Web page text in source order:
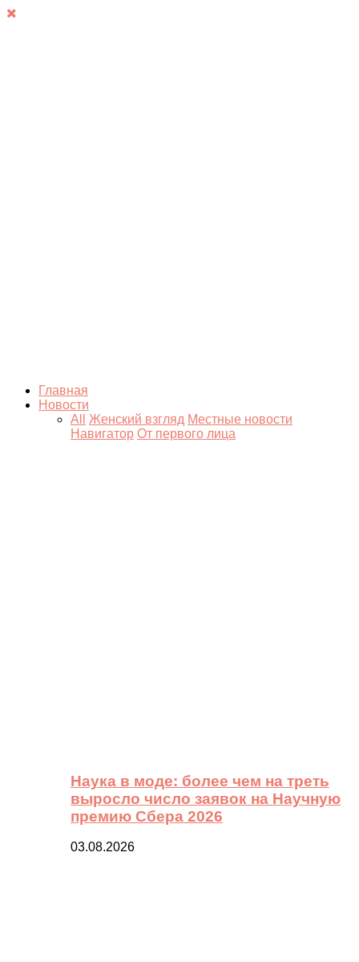
Главная
Новости
All
Женский взгляд Местные новости
Навигатор От первого лица
Наука в моде: более чем на треть
выросло число заявок на Научную
премию Сбера 2026
03.08.2026